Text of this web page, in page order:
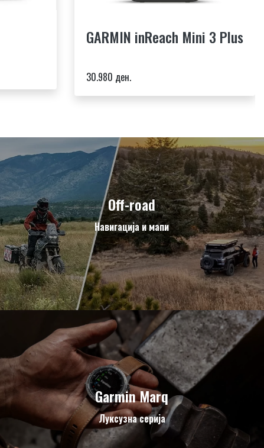
GARMIN inReach Mini 3 Plus
30.980 ден.
Off-road
Навигација и мапи
Garmin Marq
Луксузна серија